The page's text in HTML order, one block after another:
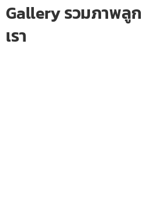
Gallery รวมภาพลู
เรา